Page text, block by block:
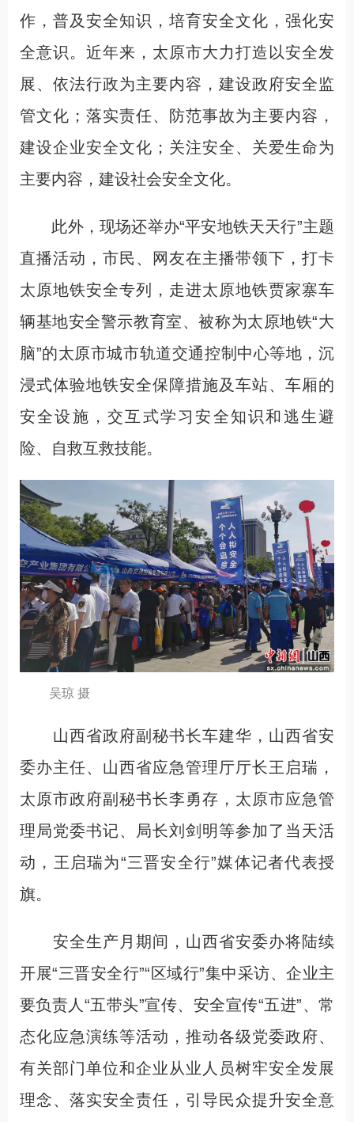
作，普及安全知识，培育安全文化，强化安
全意识。近年来，太原市大力打造以安全发
展、依法行政为主要内容，建设政府安全监
管文化；落实责任、防范事故为主要内容，
建设企业安全文化；关注安全、关爱生命为
主要内容，建设社会安全文化。
此外，现场还举办“平安地铁天天行”主题
直播活动，市民、网友在主播带领下，打卡
太原地铁安全专列，走进太原地铁贾家寨车
辆基地安全警示教育室、被称为太原地铁“大
脑”的太原市城市轨道交通控制中心等地，沉
浸式体验地铁安全保障措施及车站、车厢的
安全设施，交互式学习安全知识和逃生避
险、自救互救技能。
吴琼 摄
山西省政府副秘书长车建华，山西省安
委办主任、山西省应急管理厅厅长王启瑞，
太原市政府副秘书长李勇存，太原市应急管
理局党委书记、局长刘剑明等参加了当天活
动，王启瑞为“三晋安全行”媒体记者代表授
旗。
安全生产月期间，山西省安委办将陆续
开展“三晋安全行”“区域行”集中采访、企业主
要负责人“五带头”宣传、安全宣传“五进”、常
态化应急演练等活动，推动各级党委政府、
有关部门单位和企业从业人员树牢安全发展
理念、落实安全责任，引导民众提升安全意